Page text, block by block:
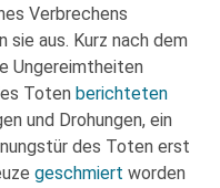
Verbrechens
aus. Kurz nach dem
Ungereimtheiten
Toten berichteten
und Drohungen, ein
des Toten erst
geschmiert worden